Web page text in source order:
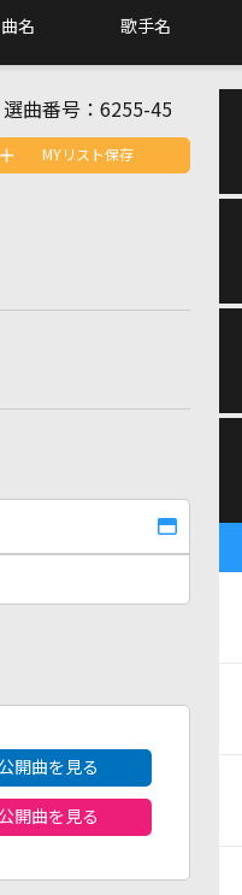
曲名 歌手名
選曲番号： 6255-45
MYリスト保存
開曲を見る
開曲を見る